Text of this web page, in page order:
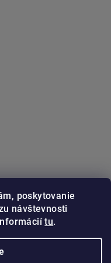
poskytovanie
návštevnosti
tu.